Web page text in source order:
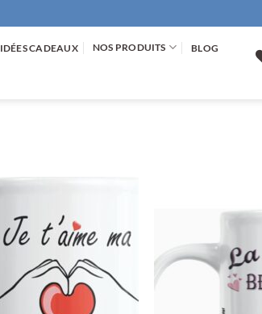
IDÉES CADEAUX NOS PRODUITS BLOG
AJOUTER
À LA
LISTE
D’ENVIES